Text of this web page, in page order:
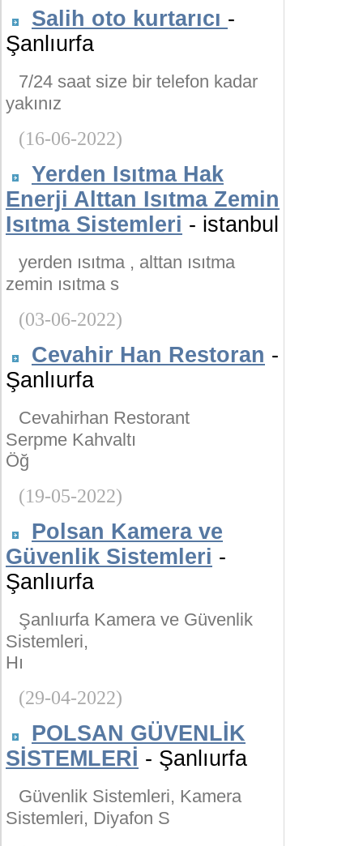
Salih oto kurtarıcı -
Şanlıurfa
7/24 saat size bir telefon kadar
yakınız
(16-06-2022)
Yerden Isıtma Hak
Enerji Alttan Isıtma Zemin
Isıtma Sistemleri - istanbul
yerden ısıtma , alttan ısıtma
zemin ısıtma s
(03-06-2022)
Cevahir Han Restoran -
Şanlıurfa
Cevahirhan Restorant
Serpme Kahvaltı
Öğ
(19-05-2022)
Polsan Kamera ve
Güvenlik Sistemleri -
Şanlıurfa
Şanlıurfa Kamera ve Güvenlik
Sistemleri,
Hı
(29-04-2022)
POLSAN GÜVENLİK
SİSTEMLERİ - Şanlıurfa
Güvenlik Sistemleri, Kamera
Sistemleri, Diyafon S